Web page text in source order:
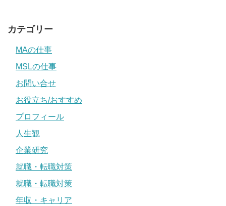
カテゴリー
MAの仕事
MSLの仕事
お問い合せ
お役立ち/おすすめ
プロフィール
人生観
企業研究
就職・転職対策
就職・転職対策
年収・キャリア